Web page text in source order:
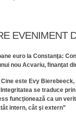
EVENIMENT
euro la Constanţa:
nou Acvariu, finanţat
Cine este Evy
se traduce
funcţionează ca un
intern, cât şi extern”